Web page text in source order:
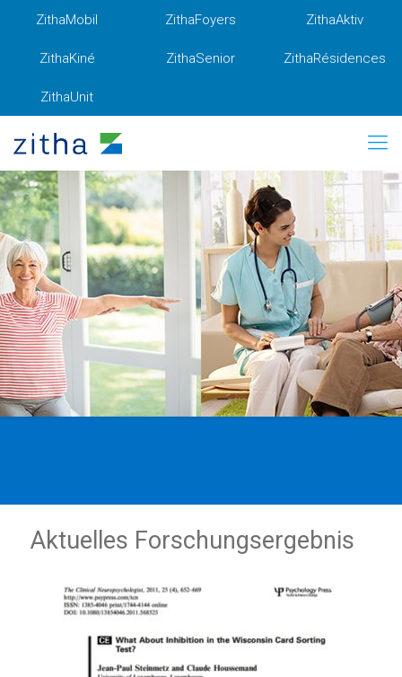
ZithaMobil ZithaFoyers ZithaAktiv
ZithaKiné ZithaSenior ZithaRésidences
ZithaUnit
Aktuelles Forschungsergebnis